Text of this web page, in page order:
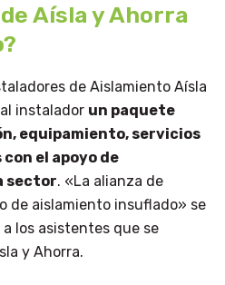
Aísla y Ahorra
de Aislamiento Aísla
instalador un paquete
equipamiento, servicios
el apoyo de
sector. «La alianza de
de aislamiento insuflado» se
los asistentes que se
y Ahorra.